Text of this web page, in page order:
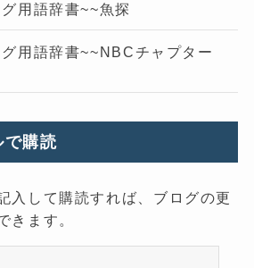
用語辞書~~魚探
用語辞書~~NBCチャプター
で購読
入して購読すれば、ブログの更
きます。